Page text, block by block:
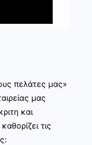
πελάτες μας»
μας
και
τις